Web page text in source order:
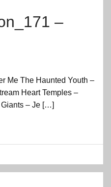
–
Me The Haunted Youth –
Heart Temples –
– Je […]